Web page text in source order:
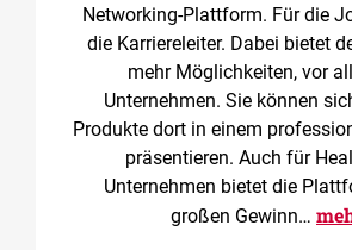
Networking-Plattform. Für die
die Karriereleiter. Dabei bietet
mehr Möglichkeiten, vor
Unternehmen. Sie können
Produkte dort in einem
präsentieren. Auch für
Unternehmen bietet die
großen Gewinn…